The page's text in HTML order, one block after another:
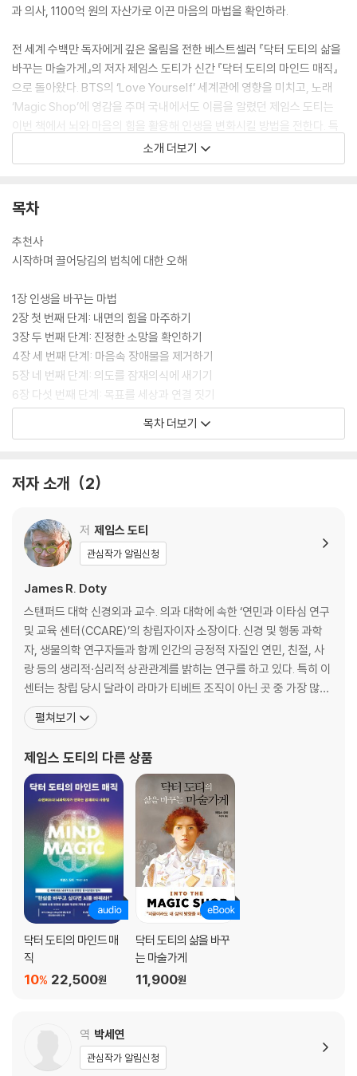
과 의사, 1100억 원의 자산가로 이끈 마음의 마법을 확인하라.
전 세계 수백만 독자에게 깊은 울림을 전한 베스트셀러 『닥터 도티의 삶을
바꾸는 마술가게』의 저자 제임스 도티가 신간 『닥터 도티의 마인드 매직』
으로 돌아왔다. BTS의 ‘Love Yourself’ 세계관에 영향을 미치고, 노래
‘Magic Shop’에 영감을 주며 국내에서도 이름을 알렸던 제임스 도티는
이번 책에서 뇌와 마음의 힘을 활용해 인생을 변화시킬 방법을 전한다. 특
히 이번 신간에서는 전 세계 최초로 ‘끌어당김의 법칙’을 뇌과학적으로 증
명하며, 잠재의식을 통해 목표를 이루는 법을 담아냈다. 또한 저자 개인의
방법을 제시한다.
“끌어당김의 법칙에 관한 편견과 오해가 팽배하다. 가장 흔히 알려진 오해
는 ‘우주의 힘이 우리를 돕는다’라는 것이다. 누군가는 우주의 기운이 자신
존재가 나타나기를 꿈꾸기도 한다. 그러나 진실은 단순하다. 우주는 우리
한 사람, 한 사람에게 관심이 없다. 또 과학적으로 증명할 수 없는 신비한
힘이 우리 인생에 개입할 여지도 없다.
우리의 인생을 좌우하는 건 우리 자신이다. 우리의 뇌와 마음이 우리 인생
의 우주이며, 우리를 어려움에 빠뜨리는 것도, 우리를 구하는 것도 모두 우
리 자신이다. 이것이 진정한 마법의 시작이다.
뇌와 마음을 바꿔야 비로소 변화가 이루어진다.”
소개 더보기
목차
추천사
시작하며 끌어당김의 법칙에 대한 오해
1장 인생을 바꾸는 마법
2장 첫 번째 단계: 내면의 힘을 마주하기
3장 두 번째 단계: 진정한 소망을 확인하기
4장 세 번째 단계: 마음속 장애물을 제거하기
5장 네 번째 단계: 의도를 잠재의식에 새기기
6장 다섯 번째 단계: 목표를 세상과 연결 짓기
7장 여섯 번째 단계: 새로운 기회를 받아들이기
현실화를 더 깊이 이해하기
감사의 글
참고문헌
목차 더보기
저자 소개 2
저 제임스 도티
관심작가 알림신청
James R. Doty
스탠퍼드 대학 신경외과 교수. 의과 대학에 속한 ‘연민과 이타심 연구
및 교육 센터(CCARE)’의 창립자이자 소장이다. 신경 및 행동 과학
자, 생물의학 연구자들과 함께 인간의 긍정적 자질인 연민, 친절, 사
랑 등의 생리적·심리적 상관관계를 밝히는 연구를 하고 있다. 특히 이
센터는 창립 당시 달라이 라마가 티베트 조직이 아닌 곳 중 가장 많은
돈을 후원한 사실로도 유명하다. 또한 전 세계 여러 의료 시설에 기부
를 하고 여러 대학에 학생 장학금과 특별 교수직 기금을 기부해 온 자
ompassion Inter
펼쳐보기
제임스 도티 의 다른 상품
닥터 도티의 마인드 매
직
22,500원
10%
닥터 도티의 삶을 바꾸
는 마술가게
11,900원
역 박세연
관심작가 알림신청